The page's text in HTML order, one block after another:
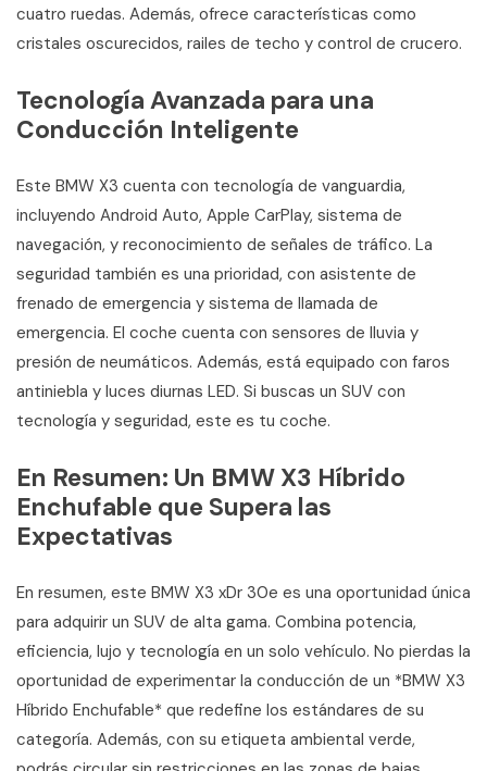
cuatro ruedas. Además, ofrece características como
cristales oscurecidos, railes de techo y control de crucero.
Tecnología Avanzada para una
Conducción Inteligente
Este BMW X3 cuenta con tecnología de vanguardia,
incluyendo Android Auto, Apple CarPlay, sistema de
navegación, y reconocimiento de señales de tráfico. La
seguridad también es una prioridad, con asistente de
frenado de emergencia y sistema de llamada de
emergencia. El coche cuenta con sensores de lluvia y
presión de neumáticos. Además, está equipado con faros
antiniebla y luces diurnas LED. Si buscas un SUV con
tecnología y seguridad, este es tu coche.
En Resumen: Un BMW X3 Híbrido
Enchufable que Supera las
Expectativas
En resumen, este BMW X3 xDr 30e es una oportunidad única
para adquirir un SUV de alta gama. Combina potencia,
eficiencia, lujo y tecnología en un solo vehículo. No pierdas la
oportunidad de experimentar la conducción de un *BMW X3
Híbrido Enchufable* que redefine los estándares de su
categoría. Además, con su etiqueta ambiental verde,